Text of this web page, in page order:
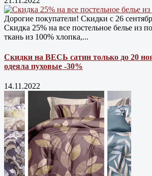
Дорогие покупатели! Скидки с 26
Скидка 25% на все постельное белье из
ткань из 100% хлопка,...
Скидки на ВЕСЬ сатин только до 20
одеяла пуховые -30%
14.11.2022